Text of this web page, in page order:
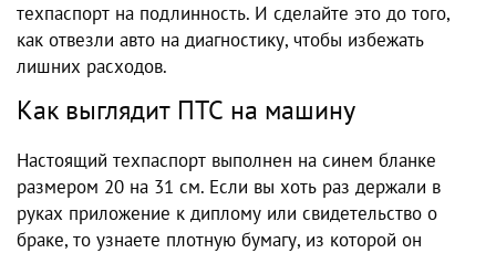
техпаспорт на подлинность. И сделайте это до того,
как отвезли авто на диагностику, чтобы избежать
лишних расходов.
Как выглядит ПТС на машину
Настоящий техпаспорт выполнен на синем бланке
размером 20 на 31 см. Если вы хоть раз держали в
руках приложение к диплому или свидетельство о
браке, то узнаете плотную бумагу, из которой он